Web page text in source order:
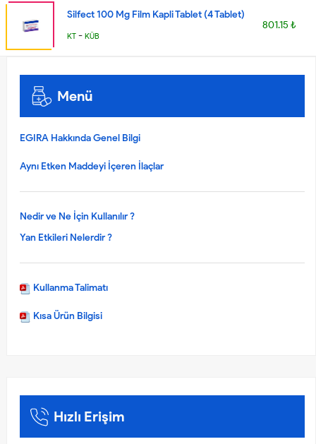
Silfect 100 Mg Film Kapli Tablet (4 Tablet)
KT - KÜB
801.15 ₺
Menü
EGIRA Hakkında Genel Bilgi
Aynı Etken Maddeyi İçeren İlaçlar
Nedir ve Ne İçin Kullanılır ?
Yan Etkileri Nelerdir ?
Kullanma Talimatı
Kısa Ürün Bilgisi
Hızlı Erişim